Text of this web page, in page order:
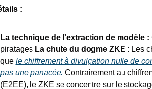
:
La technique de l'extraction de modèle :
piratages La chute du dogme ZKE : Les
que le chiffrement à divulgation nulle de
pas une panacée. Contrairement au
(E2EE), le ZKE se concentre sur le